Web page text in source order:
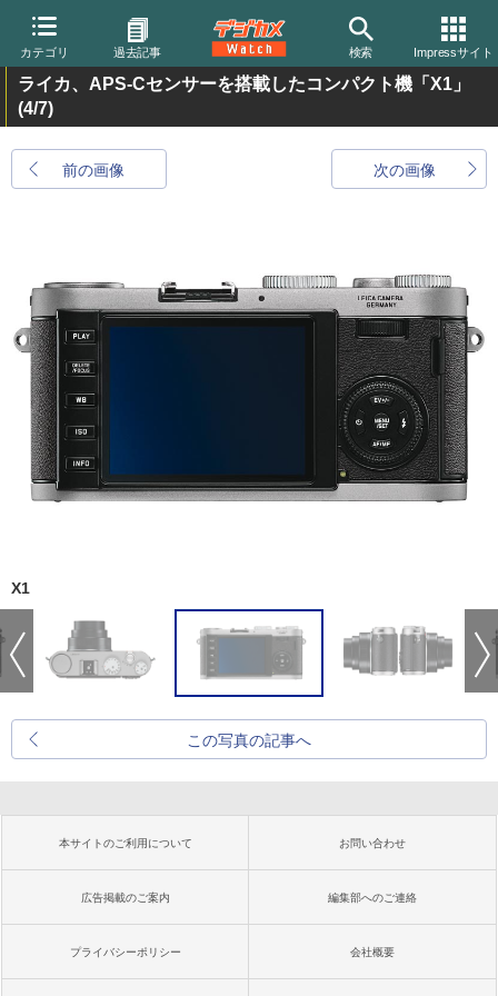
カテゴリ 過去記事 検索 Impressサイト
ライカ、APS-Cセンサーを搭載したコンパクト機「X1」
(4/7)
前の画像 次の画像
X1
この写真の記事へ
本サイトのご利用について お問い合わせ
広告掲載のご案内 編集部へのご連絡
プライバシーポリシー 会社概要